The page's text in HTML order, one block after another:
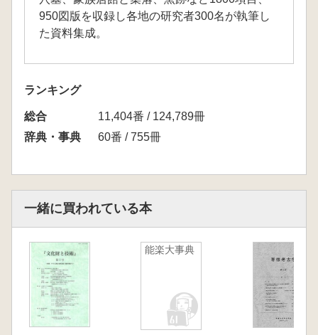
950図版を収録し各地の研究者300名が執筆し
た資料集成。
ランキング
総合
11,404番 / 124,789冊
辞典・事典
60番 / 755冊
一緒に買われている本
能楽大事典